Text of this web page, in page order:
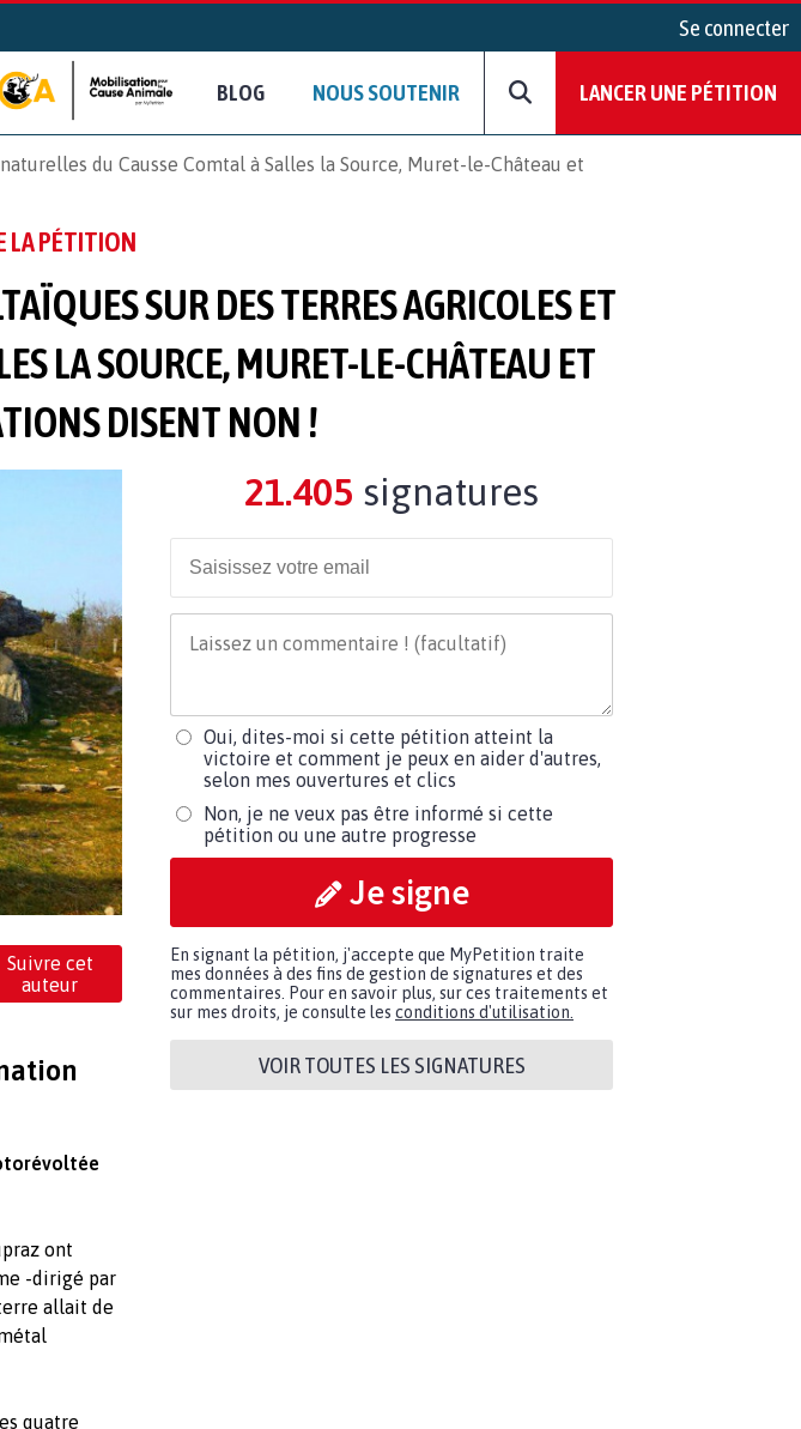
Se connecter
BLOG NOUS SOUTENIR LANCER UNE PÉTITION
du Causse Comtal à Salles la Source, Muret-le-Château et
LA PÉTITION
SUR DES TERRES AGRICOLES ET
LA SOURCE, MURET-LE-CHÂTEAU ET
DISENT NON !
Suivre cet
auteur
ont
-dirigé par
allait de
quatre
21.405 signatures
Oui, dites-moi si cette pétition atteint la
victoire et comment je peux en aider d'autres,
selon mes ouvertures et clics
Non, je ne veux pas être informé si cette
pétition ou une autre progresse
Je signe
En signant la pétition, j'accepte que MyPetition traite
mes données à des fins de gestion de signatures et des
commentaires. Pour en savoir plus, sur ces traitements et
sur mes droits, je consulte les conditions d'utilisation.
VOIR TOUTES LES SIGNATURES